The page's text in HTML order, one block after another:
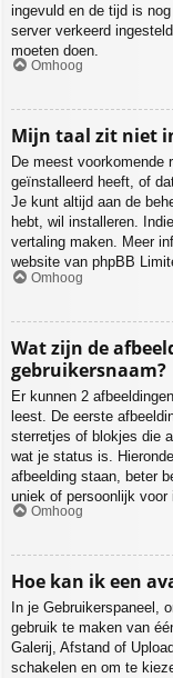
ingevuld en de tijd is
server verkeerd
moeten doen.
Omhoog
Mijn taal zit niet
De meest voorkomende
geïnstalleerd heeft, of
Je kunt altijd aan de
hebt, wil installeren.
vertaling maken. Meer
website van phpBB
Omhoog
Wat zijn de
gebruikersnaam?
Er kunnen 2
leest. De eerste
sterretjes of blokjes die
wat je status is.
afbeelding staan, beter
uniek of persoonlijk voor
Omhoog
Hoe kan ik een
In je Gebruikerspaneel,
gebruik te maken van
Galerij, Afstand of
schakelen en om te